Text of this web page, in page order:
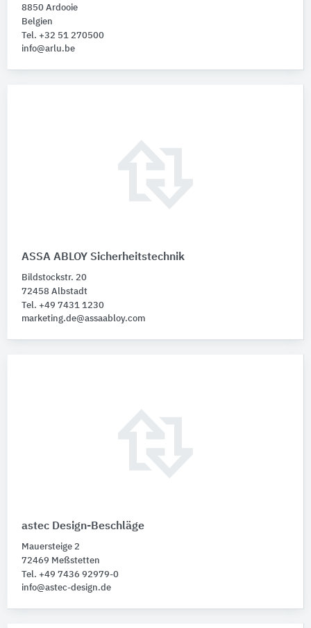
8850 Ardooie
Belgien
Tel. +32 51 270500
info@arlu.be
ASSA ABLOY Sicherheitstechnik
Bildstockstr. 20
72458 Albstadt
Tel. +49 7431 1230
marketing.de@assaabloy.com
astec Design-Beschläge
Mauersteige 2
72469 Meßstetten
Tel. +49 7436 92979-0
info@astec-design.de